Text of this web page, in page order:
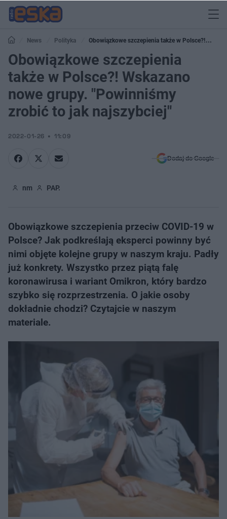
News Polityka
Obowiązkowe szczepienia także w Polsce?!
Wskazano nowe grupy. "Powinniśmy zrobić to jak najszybciej"
Obowiązkowe szczepienia
także w Polsce?! Wskazano
nowe grupy. "Powinniśmy
zrobić to jak najszybciej"
2022-01-26 11:09
Dodaj do Google
nm PAP.
Obowiązkowe szczepienia przeciw COVID-19 w
Polsce? Jak podkreślają eksperci powinny być
nimi objęte kolejne grupy w naszym kraju. Padły
już konkrety. Wszystko przez piątą falę
koronawirusa i wariant Omikron, który bardzo
szybko się rozprzestrzenia. O jakie osoby
dokładnie chodzi? Czytajcie w naszym
materiale.